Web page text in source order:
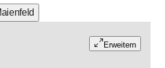
Erweitern